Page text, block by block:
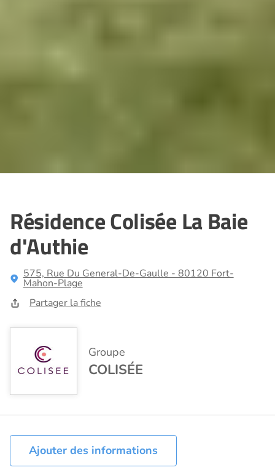
Résidence Colisée La Baie
d'Authie
575, Rue Du General-De-Gaulle - 80120 Fort-
Mahon-Plage
Partager la fiche
Groupe
COLISÉE
Ajouter des informations